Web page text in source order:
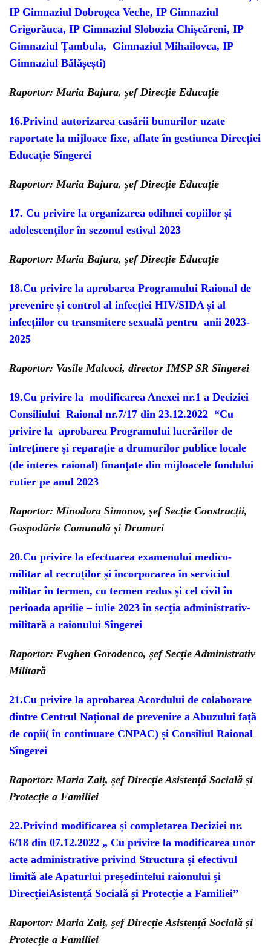
IP Gimnaziul Dobrogea Veche, IP Gimnaziul
Grigorăuca, IP Gimnaziul Slobozia Chișcăreni, IP
Gimnaziul Țambula, Gimnaziul Mihailovca, IP
Gimnaziul Bălășești)
Raportor: Maria Bajura, șef Direcție Educație
16.Privind autorizarea casării bunurilor uzate
raportate la mijloace fixe, aflate în gestiunea Direcției
Educație Sîngerei
Raportor: Maria Bajura, șef Direcție Educație
17. Cu privire la organizarea odihnei copiilor și
adolescenților în sezonul estival 2023
Raportor: Maria Bajura, șef Direcție Educație
18.Cu privire la aprobarea Programului Raional de
prevenire și control al infecției HIV/SIDA și al
infecțiilor cu transmitere sexuală pentru anii 2023-
2025
Raportor: Vasile Malcoci, director IMSP SR Sîngerei
19.Cu privire la modificarea Anexei nr.1 a Deciziei
Consiliului Raional nr.7/17 din 23.12.2022 “Cu
privire la aprobarea Programului lucrărilor de
întreţinere şi reparaţie a drumurilor publice locale
(de interes raional) finanţate din mijloacele fondului
rutier pe anul 2023
Raportor: Minodora Simonov, șef Secție Construcții,
Gospodărie Comunală și Drumuri
20.Cu privire la efectuarea examenului medico-
militar al recruților și încorporarea în serviciul
militar în termen, cu termen redus și cel civil în
perioada aprilie – iulie 2023 în secţia administrativ-
militară a raionului Sîngerei
Raportor: Evghen Gorodenco, șef Secție Administrativ
Militară
21.Cu privire la aprobarea Acordului de colaborare
dintre Centrul Național de prevenire a Abuzului față
de copii( în continuare CNPAC) și Consiliul Raional
Sîngerei
Raportor: Maria Zaiț, șef Direcție Asistență Socială și
Protecție a Familiei
22.Privind modificarea și completarea Deciziei nr.
6/18 din 07.12.2022 „ Cu privire la modificarea unor
acte administrative privind Structura și efectivul
limită ale Apaturlui președintelui raionului și
DirecțieiAsistență Socială și Protecție a Familiei”
Raportor: Maria Zaiț, șef Direcție Asistență Socială și
Protecție a Familiei